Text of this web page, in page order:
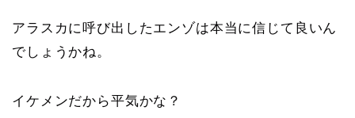
アラスカに呼び出したエンゾは本当に信じて良いん
でしょうかね。
イケメンだから平気かな？